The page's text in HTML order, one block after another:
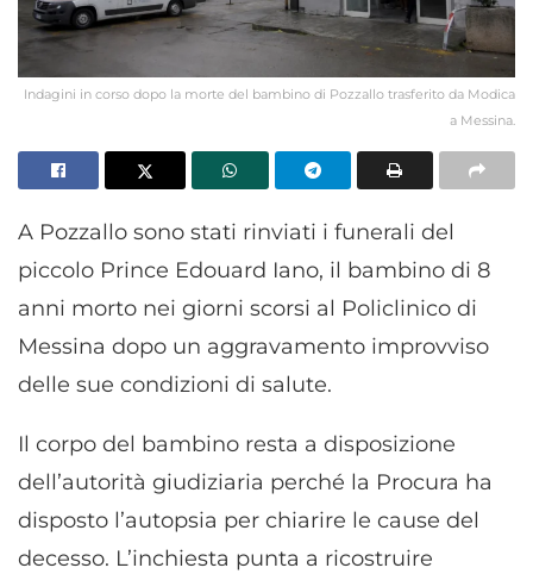
Indagini in corso dopo la morte del bambino di Pozzallo trasferito da Modica
a Messina.
A Pozzallo sono stati rinviati i funerali del
piccolo Prince Edouard Iano, il bambino di 8
anni morto nei giorni scorsi al Policlinico di
Messina dopo un aggravamento improvviso
delle sue condizioni di salute.
Il corpo del bambino resta a disposizione
dell’autorità giudiziaria perché la Procura ha
disposto l’autopsia per chiarire le cause del
decesso. L’inchiesta punta a ricostruire